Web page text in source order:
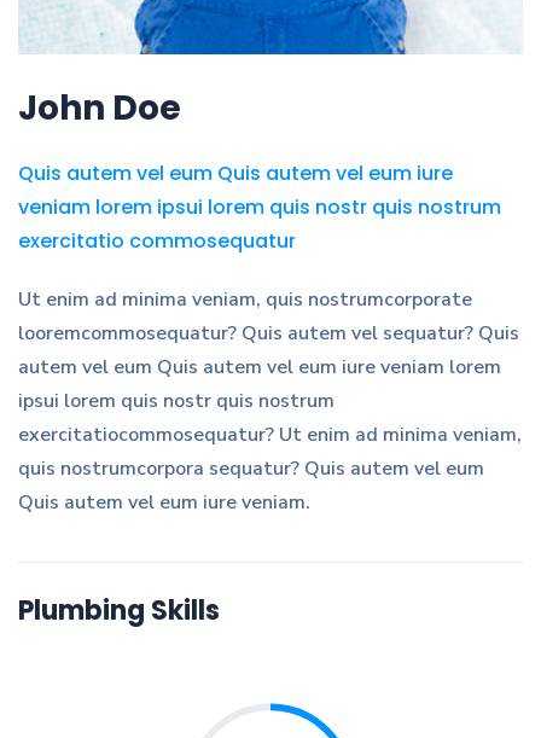
John Doe
Quis autem vel eum Quis autem vel eum iure
veniam lorem ipsui lorem quis nostr quis nostrum
exercitatio commosequatur
Ut enim ad minima veniam, quis nostrumcorporate
looremcommosequatur? Quis autem vel sequatur? Quis
autem vel eum Quis autem vel eum iure veniam lorem
ipsui lorem quis nostr quis nostrum
exercitatiocommosequatur? Ut enim ad minima veniam,
quis nostrumcorpora sequatur? Quis autem vel eum
Quis autem vel eum iure veniam.
Plumbing Skills